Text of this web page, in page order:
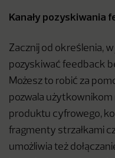
Kanały pozyskiwania
Zacznij od określenia,
pozyskiwać feedback
Możesz to robić za
pozwala
produktu cyfrowego,
fragmenty strzałkami
umożliwia też